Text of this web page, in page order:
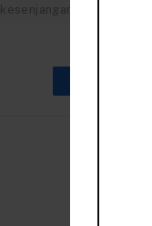
kesenjangan